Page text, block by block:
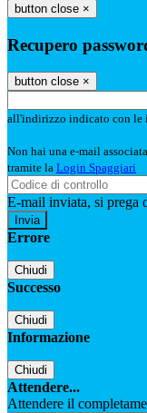
button close ×
Recupero
button close ×
all'indirizzo indicato con le
Non hai una e-mail
tramite la Login Spaggiari
E-mail inviata, si prega
Errore
Chiudi
Successo
Chiudi
Informazione
Chiudi
Attendere...
Attendere il